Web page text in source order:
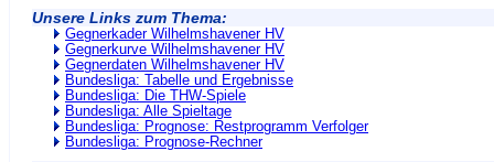
Unsere Links zum Thema:
Gegnerkader Wilhelmshavener HV
Gegnerkurve Wilhelmshavener HV
Gegnerdaten Wilhelmshavener HV
Bundesliga: Tabelle und Ergebnisse
Bundesliga: Die THW-Spiele
Bundesliga: Alle Spieltage
Bundesliga: Prognose: Restprogramm Verfolger
Bundesliga: Prognose-Rechner